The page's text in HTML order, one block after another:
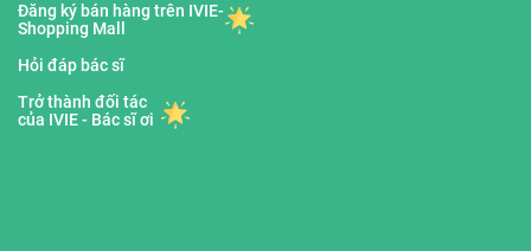
Đăng ký bán hàng trên IVIE-
Shopping Mall
Hỏi đáp bác sĩ
Trở thành đối tác
của IVIE - Bác sĩ ơi